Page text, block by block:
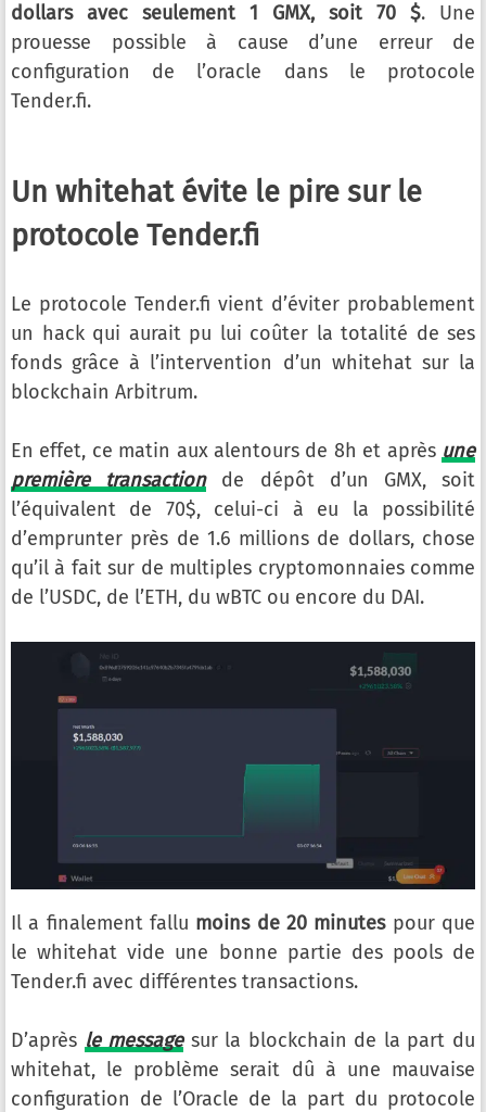
dollars avec seulement 1 GMX, soit 70 $. Une
prouesse possible à cause d’une erreur de
configuration de l’oracle dans le protocole
Tender.fi.
Un whitehat évite le pire sur le
protocole Tender.fi
Le protocole Tender.fi vient d’éviter probablement
un hack qui aurait pu lui coûter la totalité de ses
fonds grâce à l’intervention d’un whitehat sur la
blockchain Arbitrum.
En effet, ce matin aux alentours de 8h et après une
première transactionde dépôt d’un GMX, soit
l’équivalent de 70$, celui-ci à eu la possibilité
d’emprunter près de 1.6 millions de dollars, chose
qu’il à fait sur de multiples cryptomonnaies comme
de l’USDC, de l’ETH, du wBTC ou encore du DAI.
Il a finalement fallu moins de 20 minutespour que
le whitehat vide une bonne partie des pools de
Tender.fi avec différentes transactions.
D’après le messagesur la blockchain de la part du
whitehat, le problème serait dû à une mauvaise
configuration de l’Oracle de la part du protocole